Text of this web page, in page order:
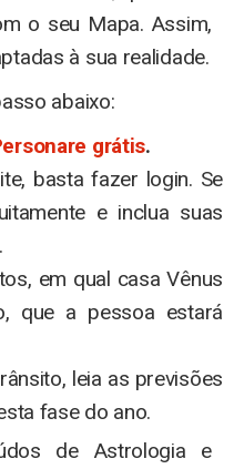
o seu Mapa. Assim,
à sua realidade.
abaixo:
grátis.
basta fazer login. Se
e inclua suas
em qual casa Vênus
que a pessoa estará
leia as previsões
fase do ano.
de Astrologia e